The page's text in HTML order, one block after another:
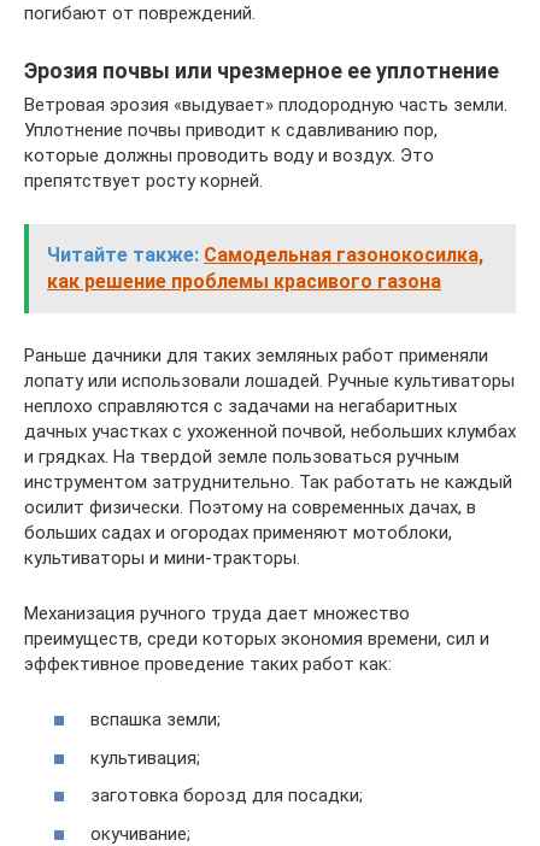
погибают от повреждений.
Эрозия почвы или чрезмерное ее уплотнение
Ветровая эрозия «выдувает» плодородную часть земли.
Уплотнение почвы приводит к сдавливанию пор,
которые должны проводить воду и воздух. Это
препятствует росту корней.
Читайте также: Самодельная газонокосилка,
как решение проблемы красивого газона
Раньше дачники для таких земляных работ применяли
лопату или использовали лошадей. Ручные культиваторы
неплохо справляются с задачами на негабаритных
дачных участках с ухоженной почвой, небольших клумбах
и грядках. На твердой земле пользоваться ручным
инструментом затруднительно. Так работать не каждый
осилит физически. Поэтому на современных дачах, в
больших садах и огородах применяют мотоблоки,
культиваторы и мини-тракторы.
Механизация ручного труда дает множество
преимуществ, среди которых экономия времени, сил и
эффективное проведение таких работ как:
вспашка земли;
культивация;
заготовка борозд для посадки;
окучивание;